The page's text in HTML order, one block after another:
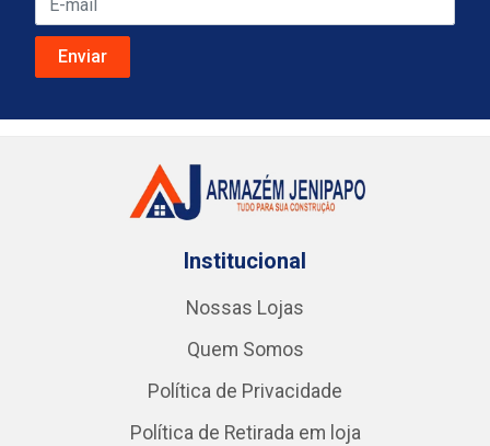
Institucional
Nossas Lojas
Quem Somos
Política de Privacidade
Política de Retirada em loja